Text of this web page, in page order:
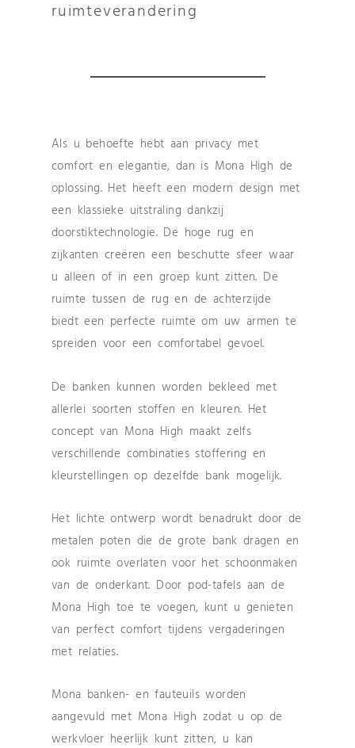
ruimteverandering
Als u behoefte hebt aan privacy met
comfort en elegantie, dan is Mona High de
oplossing. Het heeft een modern design met
een klassieke uitstraling dankzij
doorstiktechnologie. De hoge rug en
zijkanten creëren een beschutte sfeer waar
u alleen of in een groep kunt zitten. De
ruimte tussen de rug en de achterzijde
biedt een perfecte ruimte om uw armen te
spreiden voor een comfortabel gevoel.
De banken kunnen worden bekleed met
allerlei soorten stoffen en kleuren. Het
concept van Mona High maakt zelfs
verschillende combinaties stoffering en
kleurstellingen op dezelfde bank mogelijk.
Het lichte ontwerp wordt benadrukt door de
metalen poten die de grote bank dragen en
ook ruimte overlaten voor het schoonmaken
van de onderkant. Door pod-tafels aan de
Mona High toe te voegen, kunt u genieten
van perfect comfort tijdens vergaderingen
met relaties.
Mona banken- en fauteuils worden
aangevuld met Mona High zodat u op de
werkvloer heerlijk kunt zitten, u kan